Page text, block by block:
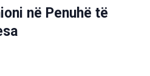
në Penuhë të